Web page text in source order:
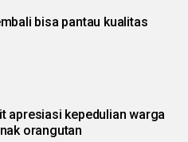
bisa pantau kualitas
apresiasi kepedulian warga
orangutan